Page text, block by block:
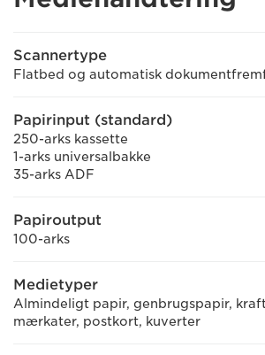
Scannertype
Flatbed og automatisk
Papirinput (standard)
250-arks kassette
1-arks universalbakke
35-arks ADF
Papiroutput
100-arks
Medietyper
Almindeligt papir, genbrugspapir,
mærkater, postkort, kuverter